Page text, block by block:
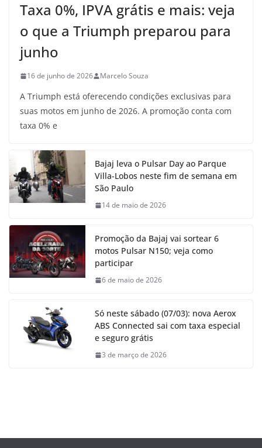
Taxa 0%, IPVA grátis e mais: veja
o que a Triumph preparou para
junho
16 de junho de 2026 Marcelo Souza
A Triumph está oferecendo condições exclusivas para
suas motos em junho de 2026. A promoção conta com
taxa 0% e
Bajaj leva o Pulsar Day ao Parque
Villa-Lobos neste fim de semana em
São Paulo
14 de maio de 2026
Promoção da Bajaj vai sortear 6
motos Pulsar N150; veja como
participar
6 de maio de 2026
Só neste sábado (07/03): nova Aerox
ABS Connected sai com taxa especial
e seguro grátis
3 de março de 2026